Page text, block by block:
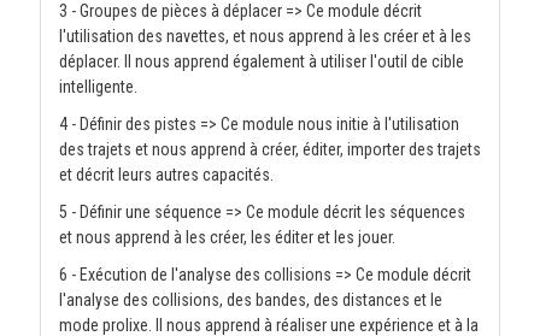
3 - Groupes de pièces à déplacer => Ce module décrit
l'utilisation des navettes, et nous apprend à les créer et à les
déplacer. Il nous apprend également à utiliser l'outil de cible
intelligente.
4 - Définir des pistes => Ce module nous initie à l'utilisation
des trajets et nous apprend à créer, éditer, importer des trajets
et décrit leurs autres capacités.
5 - Définir une séquence => Ce module décrit les séquences
et nous apprend à les créer, les éditer et les jouer.
6 - Exécution de l'analyse des collisions => Ce module décrit
l'analyse des collisions, des bandes, des distances et le
mode prolixe. Il nous apprend à réaliser une expérience et à la